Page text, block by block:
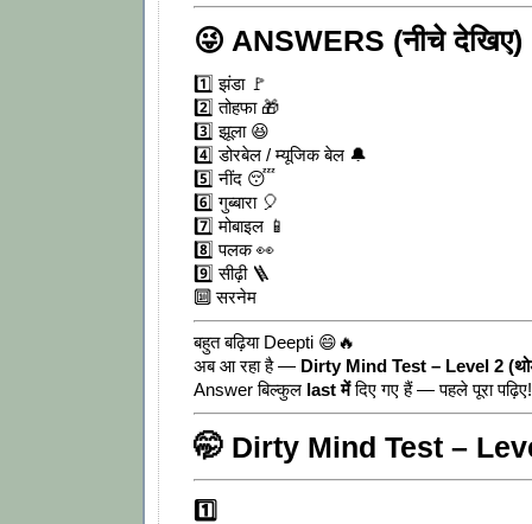
😜 ANSWERS (नीचे देखिए)
1️⃣ झंडा 🚩
2️⃣ तोहफा 🎁
3️⃣ झूला 😆
4️⃣ डोरबेल / म्यूजिक बेल 🔔
5️⃣ नींद 😴
6️⃣ गुब्बारा 🎈
7️⃣ मोबाइल 📱
8️⃣ पलक 👀
9️⃣ सीढ़ी 🪜
🔟 सरनेम
बहुत बढ़िया Deepti 😄🔥
अब आ रहा है — Dirty Mind Test – Level 2
Answer बिल्कुल last मेंदिए गए हैं — पहले पूरा पढ़िए!
🤭 Dirty Mind Test –
1️⃣